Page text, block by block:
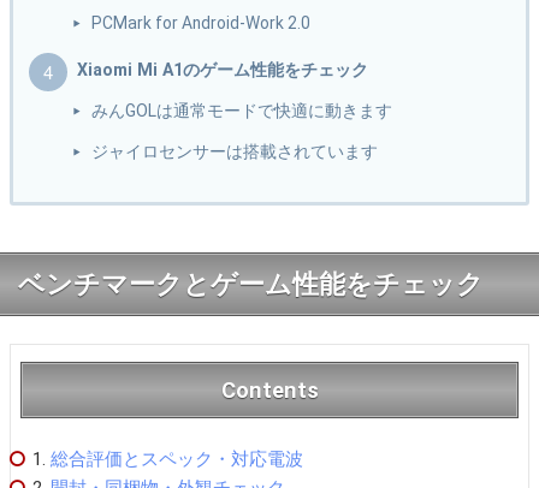
PCMark for Android-Work 2.0
Xiaomi Mi A1のゲーム性能をチェック
みんGOLは通常モードで快適に動きます
ジャイロセンサーは搭載されています
ベンチマークとゲーム性能をチェック
Contents
1. 総合評価とスペック・対応電波